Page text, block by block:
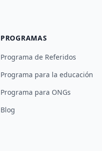
PROGRAMAS
Programa de Referidos
Programa para la educación
Programa para ONGs
Blog